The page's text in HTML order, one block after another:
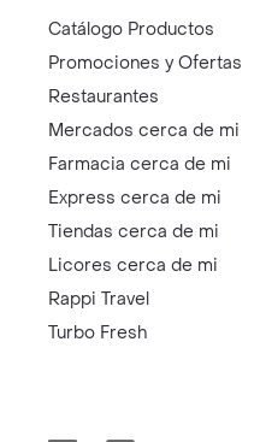
Catálogo Productos
Promociones y Ofertas
Restaurantes
Mercados cerca de mi
Farmacia cerca de mi
Express cerca de mi
Tiendas cerca de mi
Licores cerca de mi
Rappi Travel
Turbo Fresh